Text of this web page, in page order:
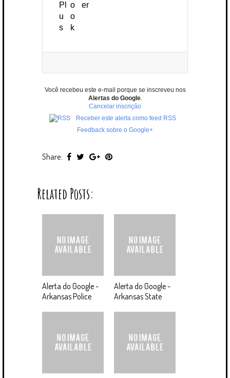
Você recebeu este e-mail porque se inscreveu nos
Alertas do Google.
Cancelar inscrição
Receber este alerta como feed RSS
Feedback sobre o Google+
Share:
Related Posts:
Alerta do Google -
Arkansas Police
Alerta do Google -
Arkansas State